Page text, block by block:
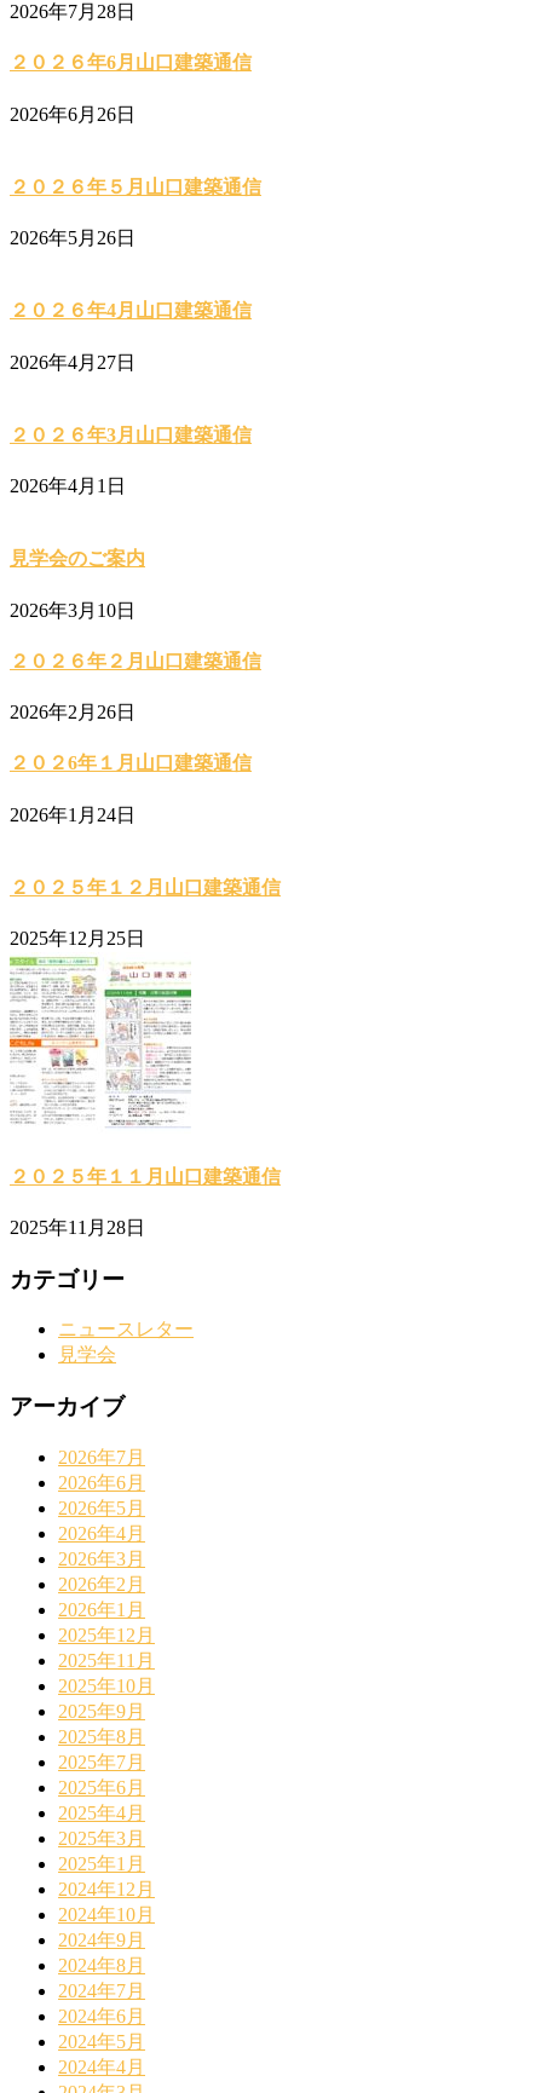
2026年7月28日
２０２６年6月山口建築通信
2026年6月26日
２０２６年５月山口建築通信
2026年5月26日
２０２６年4月山口建築通信
2026年4月27日
２０２６年3月山口建築通信
2026年4月1日
見学会のご案内
2026年3月10日
２０２６年２月山口建築通信
2026年2月26日
２０２6年１月山口建築通信
2026年1月24日
２０２５年１２月山口建築通信
2025年12月25日
２０２５年１１月山口建築通信
2025年11月28日
カテゴリー
ニュースレター
見学会
アーカイブ
2026年7月
2026年6月
2026年5月
2026年4月
2026年3月
2026年2月
2026年1月
2025年12月
2025年11月
2025年10月
2025年9月
2025年8月
2025年7月
2025年6月
2025年4月
2025年3月
2025年1月
2024年12月
2024年10月
2024年9月
2024年8月
2024年7月
2024年6月
2024年5月
2024年4月